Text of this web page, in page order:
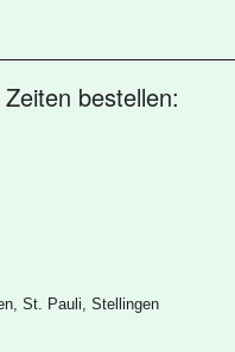
bestellen:
St. Pauli, Stellingen